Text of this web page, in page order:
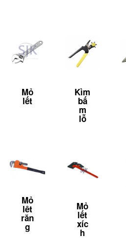
Mỏ
lết
Kìm
bấ
m
lỗ
Mỏ
lêt
răn
g
Mỏ
lết
xíc
h